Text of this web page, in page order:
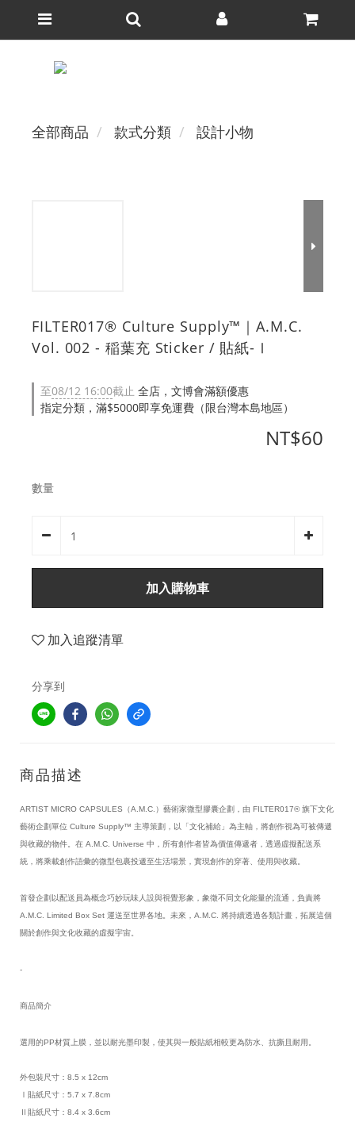
全部商品 款式分類 設計小物
FILTER017® Culture Supply™｜A.M.C.
Vol. 002 - 稲葉充 Sticker / 貼紙-Ⅰ
至08/12 16:00截止 全店，文博會滿額優惠
指定分類，滿$5000即享免運費（限台灣本島地區）
NT$60
數量
加入購物車
加入追蹤清單
分享到
商品描述
ARTIST MICRO CAPSULES（A.M.C.）藝術家微型膠囊企劃，由 FILTER017® 旗下文化
藝術企劃單位 Culture Supply™ 主導策劃，以「文化補給」為主軸，將創作視為可被傳遞
與收藏的物件。在 A.M.C. Universe 中，所有創作者皆為價值傳遞者，透過虛擬配送系
統，將乘載創作語彙的微型包裹投遞至生活場景，實現創作的穿著、使用與收藏。
首發企劃以配送員為概念巧妙玩味人設與視覺形象，象徵不同文化能量的流通，負責將
A.M.C. Limited Box Set 運送至世界各地。未來，A.M.C. 將持續透過各類計畫，拓展這個
關於創作與文化收藏的虛擬宇宙。
-
商品簡介
選用的PP材質上膜，並以耐光墨印製，使其與一般貼紙相較更為防水、抗撕且耐用。
外包裝尺寸：8.5 x 12cm
Ⅰ貼紙尺寸：5.7 x 7.8cm
Ⅱ貼紙尺寸：8.4 x 3.6cm